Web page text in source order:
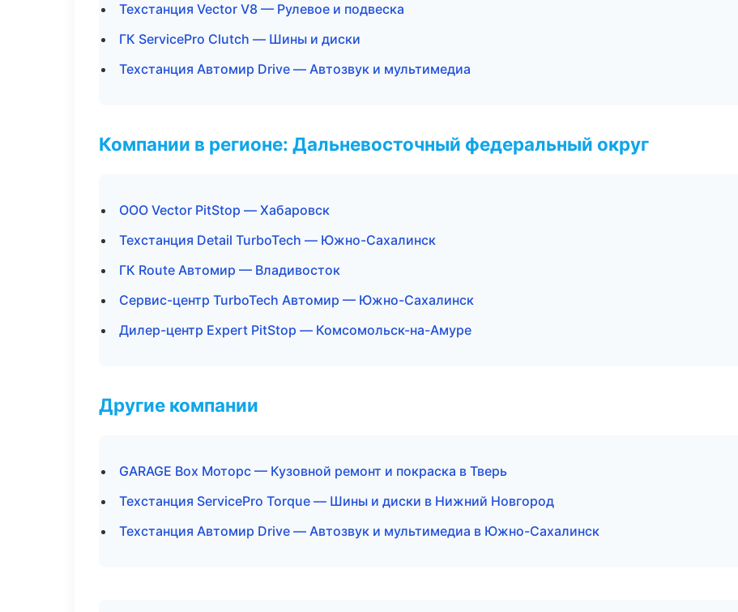
Техстанция Vector V8 — Рулевое и подвеска
ГК ServicePro Clutch — Шины и диски
Техстанция Автомир Drive — Автозвук и мультимедиа
Компании в регионе: Дальневосточный федеральный округ
ООО Vector PitStop — Хабаровск
Техстанция Detail TurboTech — Южно-Сахалинск
ГК Route Автомир — Владивосток
Сервис-центр TurboTech Автомир — Южно-Сахалинск
Дилер-центр Expert PitStop — Комсомольск-на-Амуре
Другие компании
GARAGE Box Моторс — Кузовной ремонт и покраска в Тверь
Техстанция ServicePro Torque — Шины и диски в Нижний Новгород
Техстанция Автомир Drive — Автозвук и мультимедиа в Южно-Сахалинск